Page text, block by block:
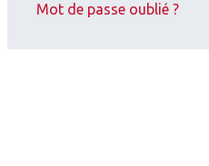
Mot de passe oublié ?